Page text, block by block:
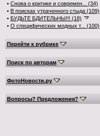
• Снова о критике и современ... (34)
• В поисках утраченного стыда (109)
• БУДЬТЕ БДИТЕЛЬНЫ!!! (18)
• О специфических модных т... (100)
Перейти к рубрике
Поиск по авторам
ФотоНовости.ру
Вопросы? Предложения?